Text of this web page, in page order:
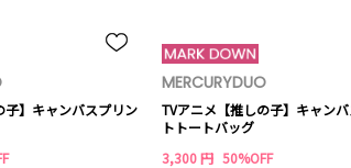
子】キャンバスプリン
MERCURYDUO
TVアニメ【推しの子】キャン
トトートバッグ
3,300 円 50%OFF